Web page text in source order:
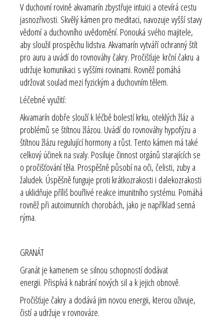
V duchovní rovině akvamarín zbystřuje intuici a otevírá cestu
jasnozřivosti. Skvělý kámen pro meditaci, navozuje vyšší stavy
vědomí a duchovního uvědomění. Ponouká svého majitele,
aby sloužil prospěchu lidstva. Akvamarín vytváří ochranný štít
pro auru a uvádí do rovnováhy čakry. Pročišťuje krční čakru a
udržuje komunikaci s vyššími rovinami. Rovněž pomáhá
udržovat soulad mezi fyzickým a duchovním tělem.
Léčebné využití:
Akvamarín dobře slouží k léčbě bolestí krku, oteklých žláz a
problémů se štítnou žlázou. Uvádí do rovnováhy hypofýzu a
štítnou žlázu regulující hormony a růst. Tento kámen má také
celkový účinek na svaly. Posiluje činnost orgánů starajících se
o pročišťování těla. Prospěšně působí na oči, čelisti, zuby a
žaludek. Úspěšně funguje proti krátkozrakosti i dalekozrakosti
a uklidňuje příliš bouřlivé reakce imunitního systému. Pomáhá
rovněž při autoimunních chorobách, jako je například senná
rýma.
GRANÁT
Granát je kamenem se silnou schopností dodávat
energii. Přispívá k nabrání nových sil a k jejich obnově.
Pročišťuje čakry a dodává jim novou energii, kterou oživuje,
čistí a udržuje v rovnováze.